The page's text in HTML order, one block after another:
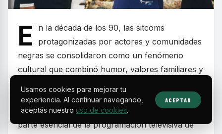
E
n la década de los 90, las sitcoms
protagonizadas por actores y comunidades
negras se consolidaron como un fenómeno
cultural que combinó humor, valores familiares y
dejaron huella por retratar realidades cotidianas
con carisma y autenticidad, convirtiéndose en
parte esencial de la programación televisiva de
Usamos cookies para mejorar tu
experiencia. Al continuar navegando,
aceptás nuestro uso de cookies.
ACEPTAR